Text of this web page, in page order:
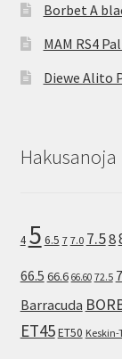
Borbet A
MAM RS4
Diewe Alito
Hakusanoja
4 5 6.5 7 7.0 7.58
66.5 66.6 66.60 72.5
Barracuda
ET45ET50